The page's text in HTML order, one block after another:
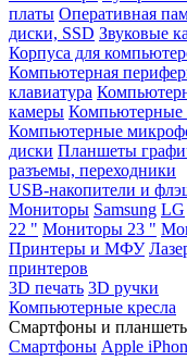
платы Оперативная
диски, SSD Звуковые
Корпуса для
Компьютерная
клавиатура
камеры Компьютерные
Компьютерные
диски Планшеты
разъемы, переходники
USB-накопители и
Мониторы Samsung LG
22 " Мониторы 23 "
Принтеры и МФУ
принтеров
3D печать 3D ручки
Компьютерные кресла
Смартфоны и
Смартфоны Apple